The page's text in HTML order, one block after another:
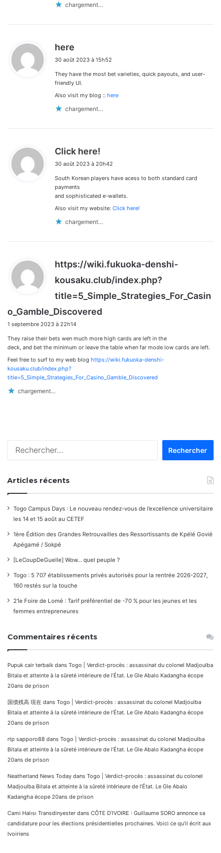
chargement…
here
t
30 août 2023 à 15h52
They have the most bet varieties, quick payouts, and user-
friendly UI.
Also visit my blog :: here
chargement…
Click here!
t
30 août 2023 à 20h42
South Korean players have acess to both standard card
payments
and sophisticated e-wallets.
Also visit my website: Click here!
chargement…
https://wiki.fukuoka-denshi-
kousaku.club/index.php?
title=5_Simple_Strategies_For_Casin
o_Gamble_Discovered
:
1 septembre 2023 à 22h14
They raise their bets wen much more high cards are left in the
deck, and bet the minimum or leave the table when far mode low cards are left.
Feel free to surf to my web blog https://wiki.fukuoka-denshi-
kousaku.club/index.php?
title=5_Simple_Strategies_For_Casino_Gamble_Discovered
chargement…
Articles récents
Togo Campus Days : Le nouveau rendez-vous de l’excellence universitaire
les 14 et 15 août au CETEF
1ère Édition des Grandes Retrouvailles des Ressortissants de Kpélé Govié
Apégamé / Sokpé
[LeCoupDeGuelle] Wow… quel peuple ?
Togo : 5 707 établissements privés autorisés pour la rentrée 2026-2027,
160 restés sur la touche
21e Foire de Lomé : Tarif préférentiel de -70 % pour les jeunes et les
femmes entrepreneures
Commentaires récents
Pupuk cair terbaik dans Togo | Verdict-procès : assassinat du colonel Madjoulba
Bitala et atteinte à la sûreté intérieure de l’État. Le Gle Abalo Kadangha écope
20ans de prison
国債残高 現在 dans Togo | Verdict-procès : assassinat du colonel Madjoulba
Bitala et atteinte à la sûreté intérieure de l’État. Le Gle Abalo Kadangha écope
20ans de prison
rtp sapporo88 dans Togo | Verdict-procès : assassinat du colonel Madjoulba
Bitala et atteinte à la sûreté intérieure de l’État. Le Gle Abalo Kadangha écope
20ans de prison
Neatherland News Today dans Togo | Verdict-procès : assassinat du colonel
Madjoulba Bitala et atteinte à la sûreté intérieure de l’État. Le Gle Abalo
Kadangha écope 20ans de prison
Cami Halısı Transdinyester dans CÔTE D’IVOIRE : Guillaume SORO annonce sa
candidature pour les élections présidentielles prochaines. Voici ce qu’il écrit aux
Ivoiriens